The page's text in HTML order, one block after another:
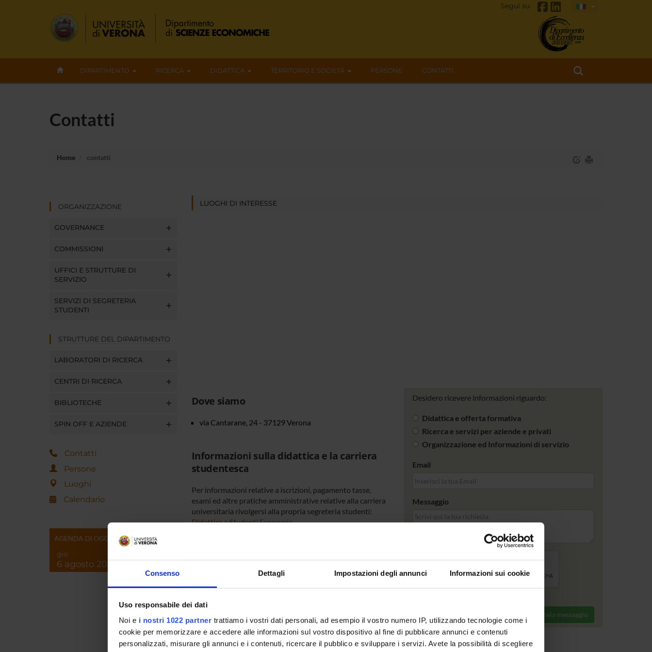
Consenso Dettagli Impostazioni degli annunci Informazioni sui cookie
Uso responsabile dei dati
Noi e i nostri 1022 partner trattiamo i vostri dati personali, ad esempio il vostro numero IP, utilizzando tecnologie come i
cookie per memorizzare e accedere alle informazioni sul vostro dispositivo al fine di pubblicare annunci e contenuti
personalizzati, misurare gli annunci e i contenuti, ricercare il pubblico e sviluppare i servizi. Avete la possibilità di scegliere
Segui su
DIPARTIMENTO RICERCA DIDATTICA TERRITORIO E SOCIETÀ PERSONE CONTATTI
Contatti
Home contatti
ORGANIZZAZIONE
GOVERNANCE
COMMISSIONI
UFFICI E STRUTTURE DI
SERVIZIO
SERVIZI DI SEGRETERIA
STUDENTI
STRUTTURE DEL DIPARTIMENTO
LABORATORI DI RICERCA
CENTRI DI RICERCA
BIBLIOTECHE
SPIN OFF E AZIENDE
Contatti
Persone
Luoghi
Calendario
AGENDA DI OGGI
gio
6 agosto 2026
LUOGHI DI INTERESSE
Dove siamo
via Cantarane, 24 - 37129 Verona
Informazioni sulla didattica e la carriera
studentesca
Per informazioni relative a iscrizioni, pagamento tasse,
esami ed altre pratiche amministrative relative alla carriera
universitaria rivolgersi alla propria segreteria studenti:
Didattica e Studenti Economia
servizi per le aziende
Per informazioni sulle attività di ricerca e sui servizi offerti
alle aziende contattare la
Come arrivare / How to get here
Desidero ricevere informazioni riguardo:
Didattica e offerta formativa
Ricerca e servizi per aziende e privati
Organizzazione ed Informazioni di servizio
Email
Messaggio
Invia messaggio